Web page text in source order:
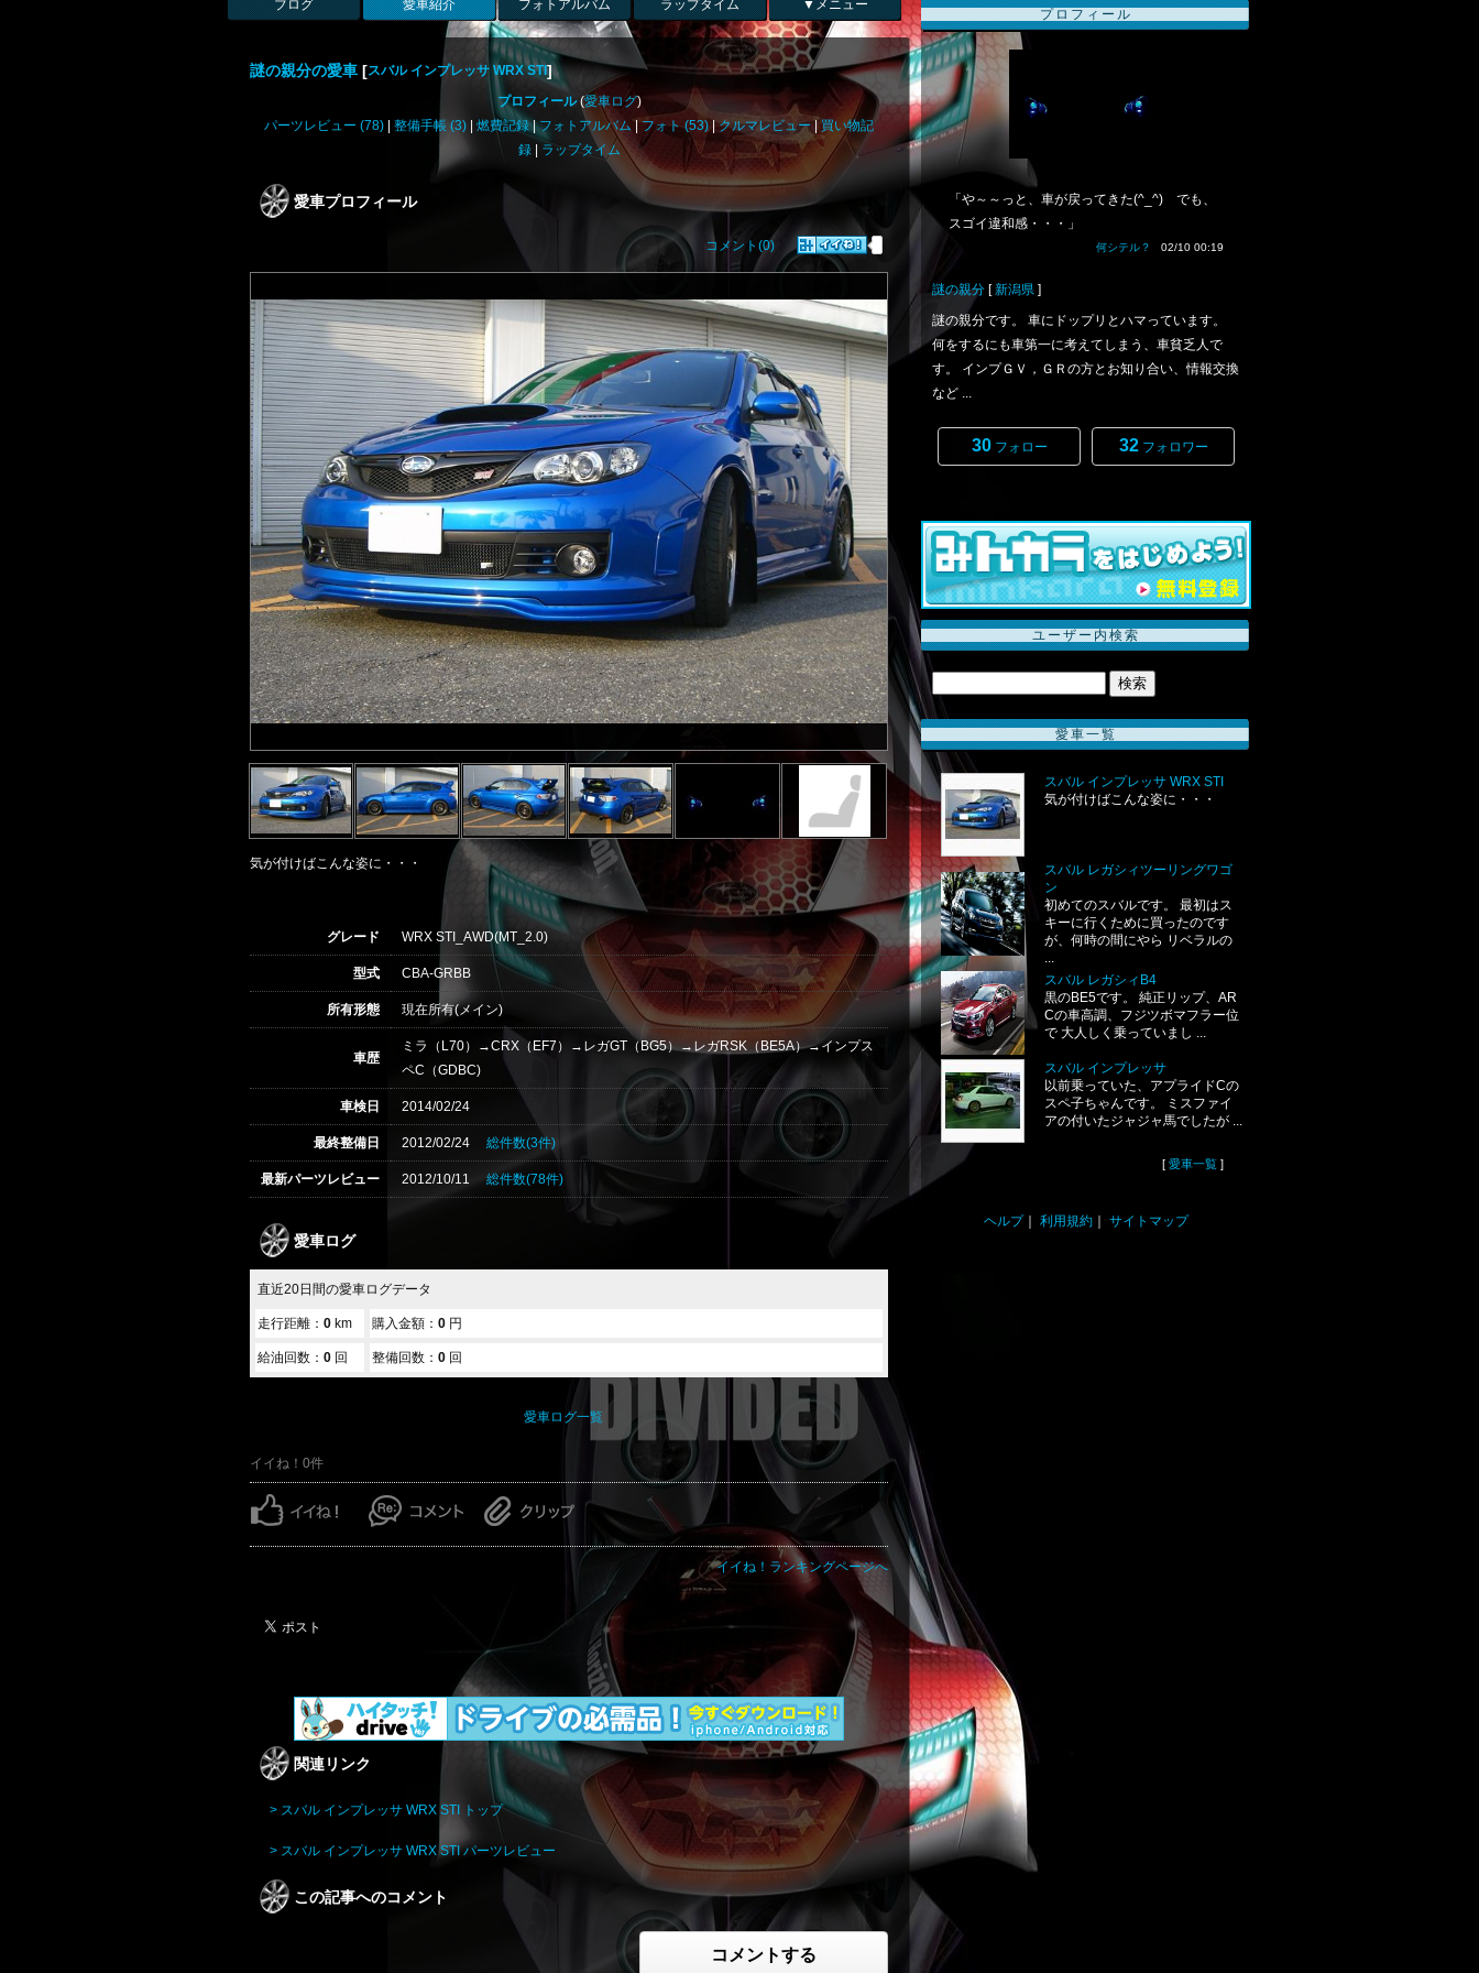
ブログ 愛車紹介 フォトアルバム ラップタイム ▼メニュー
謎の親分の愛車 [スバル インプレッサ WRX STI]
プロフィール(愛車ログ)
パーツレビュー (78)
整備手帳 (3) 燃費記録|フォトアルバム| フォト (53) |クルマレビュー
買い物記
録| ラップタイム
愛車プロフィール
コメント(0)
気が付けばこんな姿に・・・
グレード WRX STI_AWD(MT_2.0)
型式 CBA-GRBB
所有形態 現在所有(メイン)
車歴
ミラ（L70）→CRX（EF7）→レガGT（BG5）→レガRSK（BE5A）→インプス
ペC（GDBC)
車検日 2014/02/24
最終整備日 2012/02/24 総件数(3件)
最新パーツレビュー 2012/10/11 総件数(78件)
愛車ログ
直近20日間の愛車ログデータ
走行距離： 0 km 購入金額： 0 円
給油回数： 0 回 整備回数： 0 回
愛車ログ一覧
イイね！0件
イイね！ランキングページへ
関連リンク
> スバル インプレッサ WRX STI トップ
> スバル インプレッサ WRX STI パーツレビュー
この記事へのコメント
コメントする
プロフィール
「や～～っと、車が戻ってきた(^_^) でも、
スゴイ違和感・・・」
何シテル？ 02/10 00:19
謎の親分 [新潟県 ]
謎の親分です。 車にドップリとハマっています。
何をするにも車第一に考えてしまう、車貧乏人で
す。 インプＧＶ，ＧＲの方とお知り合い、情報交換
など ...
30フォロー 32フォロワー
ユーザー内検索
愛車一覧
スバル インプレッサ WRX STI
気が付けばこんな姿に・・・
スバル レガシィツーリングワゴ
ン
初めてのスバルです。 最初はス
キーに行くために買ったのです
が、何時の間にやら リベラルの
...
スバル レガシィB4
黒のBE5です。 純正リップ、AR
Cの車高調、フジツボマフラー位
で 大人しく乗っていまし ...
スバル インプレッサ
以前乗っていた、アプライドCの
スペ子ちゃんです。 ミスファイ
アの付いたジャジャ馬でしたが ...
[ 愛車一覧 ]
ヘルプ｜ 利用規約 サイトマップ